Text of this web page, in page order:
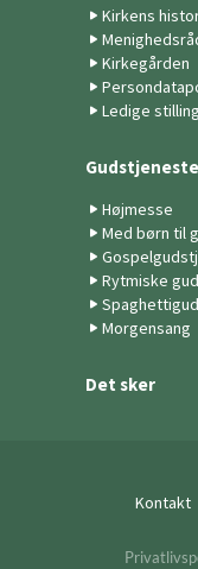
Kirkens
Kirkegården
Ledige
Højmesse
Med børn til
Rytmiske
Morgensang
Det sker
Kontakt